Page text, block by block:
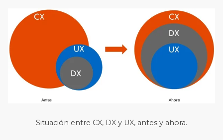
Situación entre CX, DX y UX, antes y ahora.